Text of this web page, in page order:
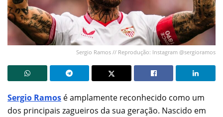
Sergio Ramos // Reprodução: Instagram @sergioramos
Sergio Ramos é amplamente reconhecido como um
dos principais zagueiros da sua geração. Nascido em